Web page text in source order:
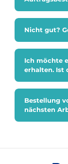
Nicht gut?
Ich möchte
erhalten. Ist
Bestellung
nächsten